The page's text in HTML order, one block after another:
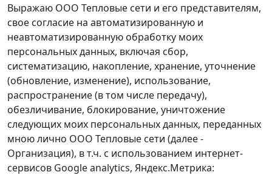
Выражаю ООО Тепловые сети и его представителям,
свое согласие на автоматизированную и
неавтоматизированную обработку моих
персональных данных, включая сбор,
систематизацию, накопление, хранение, уточнение
(обновление, изменение), использование,
распространение (в том числе передачу),
обезличивание, блокирование, уничтожение
следующих моих персональных данных, переданных
мною лично ООО Тепловые сети (далее -
Организация), в т.ч. с использованием интернет-
сервисов Google analytics, Яндекс.Метрика: